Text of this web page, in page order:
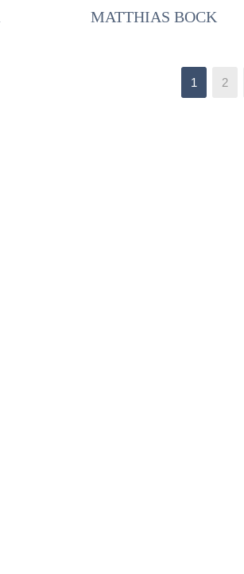
MATTHIAS BOCK
1 2